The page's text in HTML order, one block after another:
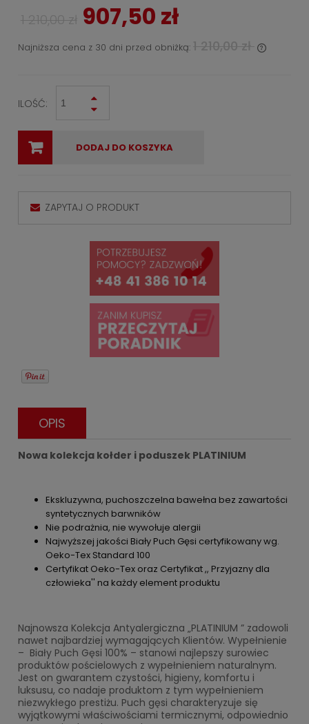
1 210,00 zł 907,50 zł
Najniższa cena z 30 dni przed obniżką: 1 210,00 zł
ILOŚĆ:
DODAJ DO KOSZYKA
ZAPYTAJ O PRODUKT
OPIS
Nowa kolekcja kołder i poduszek PLATINIUM
Ekskluzywna, puchoszczelna bawełna bez zawartości
syntetycznych barwników
Nie podrażnia, nie wywołuje alergii
Najwyższej jakości Biały Puch Gęsi certyfikowany wg.
Oeko-Tex Standard 100
Certyfikat Oeko-Tex oraz Certyfikat ,, Przyjazny dla
człowieka'' na każdy element produktu
Najnowsza Kolekcja Antyalergiczna „PLATINIUM ” zadowoli
nawet najbardziej wymagających Klientów. Wypełnienie
– Biały Puch Gęsi 100% – stanowi najlepszy surowiec
produktów pościelowych z wypełnieniem naturalnym.
Jest on gwarantem czystości, higieny, komfortu i
luksusu, co nadaje produktom z tym wypełnieniem
niezwykłego prestiżu. Puch gęsi charakteryzuje się
wyjątkowymi właściwościami termicznymi, odpowiednio